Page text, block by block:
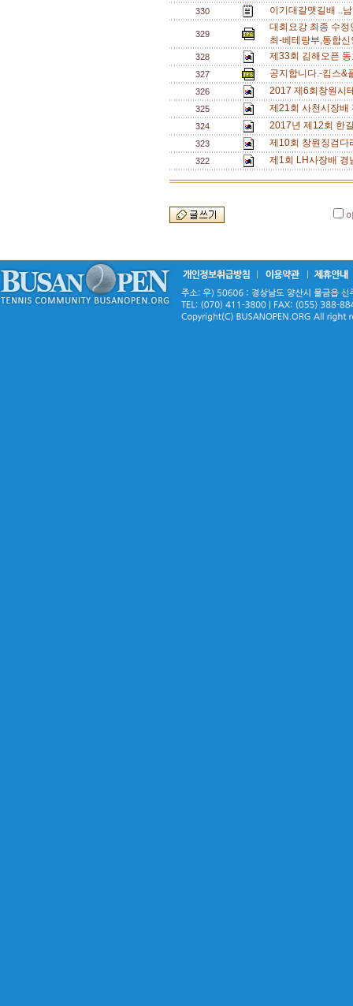
330 이기대갈맷길배 ..
329
대회요강 최종 수
최-베테랑부,통합
328 제33회 김해오픈
327 공지합니다.-킴스&
326 2017 제6회창원시
325 제21회 사천시장
324 2017년 제12회 한
323 제10회 창원징검
322 제1회 LH사장배